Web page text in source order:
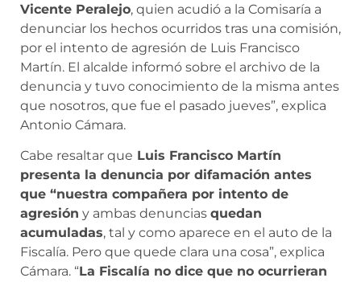
Vicente Peralejo, quien acudió a la Comisaría a
denunciar los hechos ocurridos tras una comisión,
por el intento de agresión de Luis Francisco
Martín. El alcalde informó sobre el archivo de la
denuncia y tuvo conocimiento de la misma antes
que nosotros, que fue el pasado jueves”, explica
Antonio Cámara.
Cabe resaltar que Luis Francisco Martín
presenta la denuncia por difamación antes
que “nuestra compañera por intento de
agresión y ambas denuncias quedan
acumuladas, tal y como aparece en el auto de la
Fiscalía. Pero que quede clara una cosa”, explica
Cámara. “La Fiscalía no dice que no ocurrieran